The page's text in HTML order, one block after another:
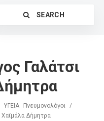
SEARCH
Γαλάτσι
ΥΓΕΙΑ Πνευμονολόγοι
/
Χαϊμάλα Δήμητρα